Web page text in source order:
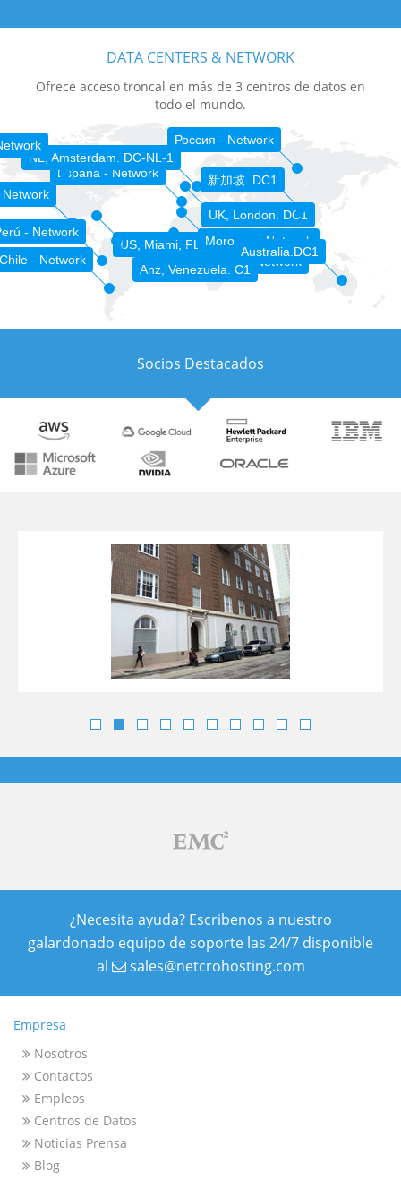
DATA CENTERS & NETWORK
Ofrece acceso troncal en más de 3 centros de datos en
todo el mundo.
UK, London. DC1
España - Network
NL, Amsterdam. DC-NL-1
US, Miami, FL. DC-MIA-1
- Network
Россия - Network
新加坡. DC1
Sénégal - Network
Morocco - Network
Anz, Venezuela. C1
Chile - Network
Australia.DC1
Socios Destacados
¿Necesita ayuda? Escribenos a nuestro
galardonado equipo de soporte las 24/7 disponible
al
sales@netcrohosting.com
Empresa
Nosotros
Contactos
Empleos
Centros de Datos
Noticias Prensa
Blog